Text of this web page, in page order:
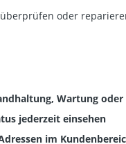
oder
Wartung
jederzeit einsehen
im